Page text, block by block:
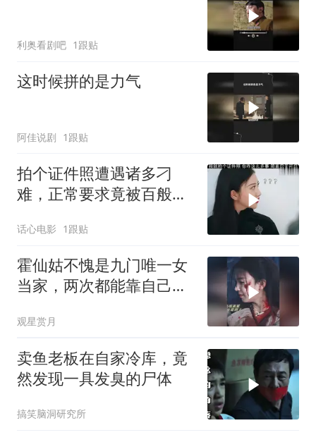
利奥看剧吧 1跟贴
这时候拼的是力气
阿佳说剧 1跟贴
拍个证件照遭遇诸多刁
难，正常要求竟被百般推
话心电影 1跟贴
霍仙姑不愧是九门唯一女
当家，两次都能靠自己逆
观星赏月
卖鱼老板在自家冷库，竟
然发现一具发臭的尸体
搞笑脑洞研究所